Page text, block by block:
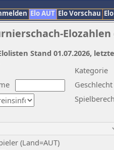
Elo AUT Elo Vorschau
Elozahlen
Kategorie
Geschlecht
(Land=AUT)
Stand 01.07.2026,